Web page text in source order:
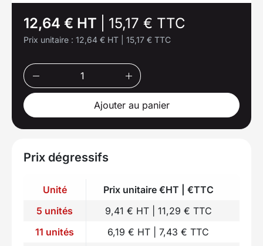
12,64 € HT 15,17 € TTC
Prix unitaire : 12,64 € HT 15,17 € TTC
Ajouter au panier
Prix dégressifs
Unité
Prix unitaire €HT | €TTC
5 unités
9,41 € HT | 11,29 € TTC
11 unités
6,19 € HT | 7,43 € TTC